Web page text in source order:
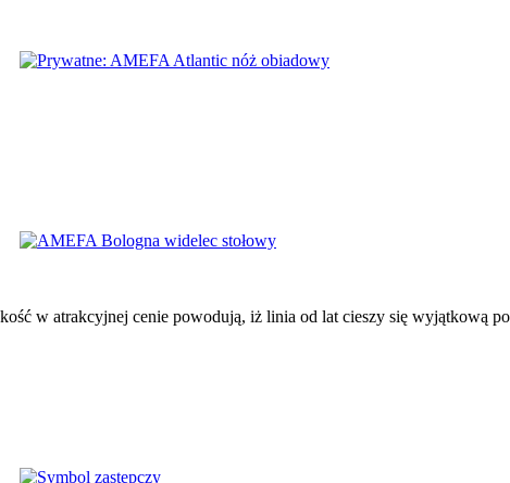
w atrakcyjnej cenie powodują, iż linia od lat cieszy się wyjątkową